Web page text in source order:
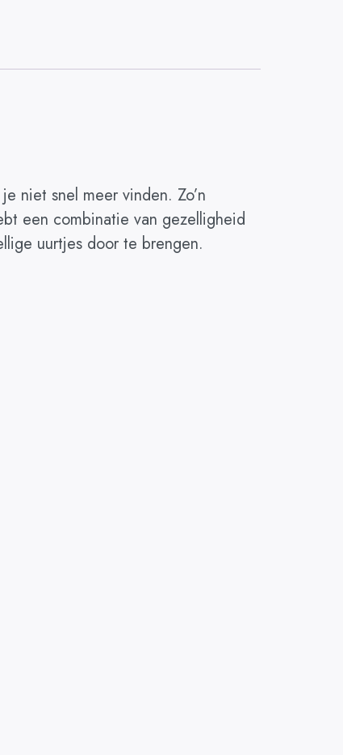
niet snel meer vinden. Zo’n
een combinatie van gezelligheid
uurtjes door te brengen.